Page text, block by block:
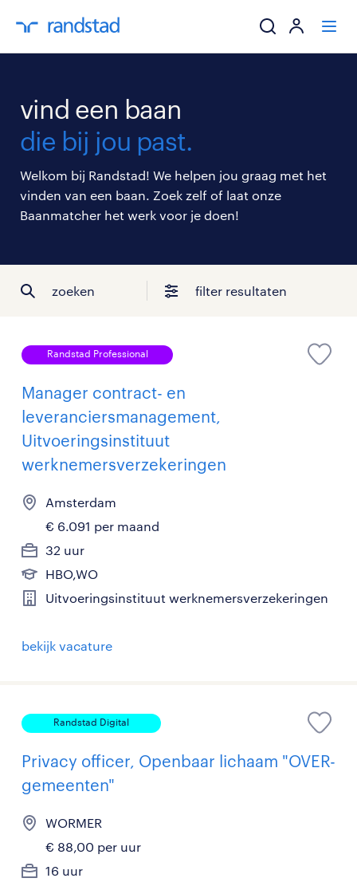
mijn carrière
over randstad
vind een baan
die bij jou past.
Welkom bij Randstad! We helpen jou graag met het
vinden van een baan. Zoek zelf of laat onze
Baanmatcher het werk voor je doen!
zoeken filter resultaten
Randstad Professional
Manager contract- en
leveranciersmanagement,
Uitvoeringsinstituut
werknemersverzekeringen
Amsterdam
€ 6.091 per maand
32 uur
HBO,WO
Uitvoeringsinstituut werknemersverzekeringen
bekijk vacature
Randstad Digital
Privacy officer, Openbaar lichaam "OVER-
gemeenten"
WORMER
€ 88,00 per uur
16 uur